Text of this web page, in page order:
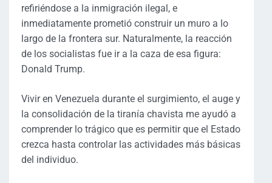
refiriéndose a la inmigración ilegal, e
inmediatamente prometió construir un muro a lo
largo de la frontera sur. Naturalmente, la reacción
de los socialistas fue ir a la caza de esa figura:
Donald Trump.
Vivir en Venezuela durante el surgimiento, el auge y
la consolidación de la tiranía chavista me ayudó a
comprender lo trágico que es permitir que el Estado
crezca hasta controlar las actividades más básicas
del individuo.